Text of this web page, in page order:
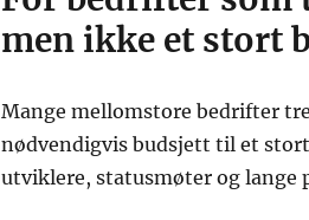
men ikke et stort
Mange mellomstore bedrifter
nødvendigvis budsjett til et
utviklere, statusmøter og lange